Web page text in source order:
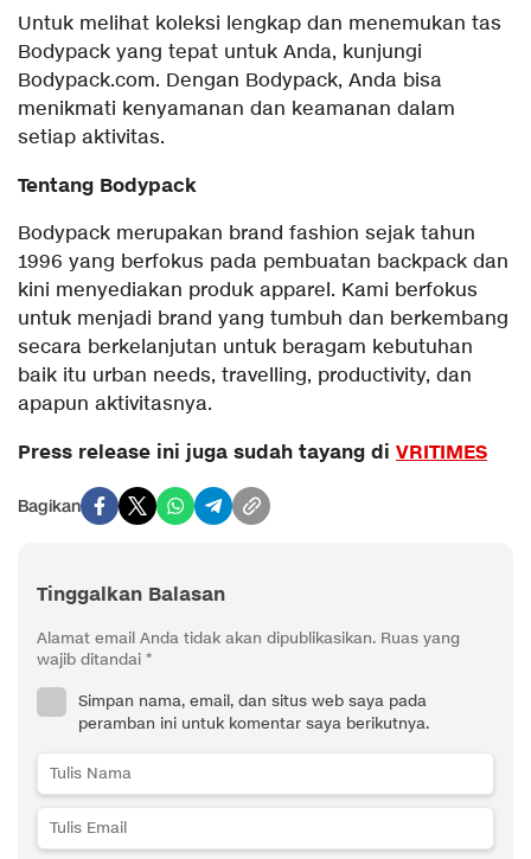
Untuk melihat koleksi lengkap dan menemukan tas
Bodypack yang tepat untuk Anda, kunjungi
Bodypack.com. Dengan Bodypack, Anda bisa
menikmati kenyamanan dan keamanan dalam
setiap aktivitas.
Tentang Bodypack
Bodypack merupakan brand fashion sejak tahun
1996 yang berfokus pada pembuatan backpack dan
kini menyediakan produk apparel. Kami berfokus
untuk menjadi brand yang tumbuh dan berkembang
secara berkelanjutan untuk beragam kebutuhan
baik itu urban needs, travelling, productivity, dan
apapun aktivitasnya.
Press release ini juga sudah tayang di VRITIMES
Bagikan
Tinggalkan Balasan
Alamat email Anda tidak akan dipublikasikan. Ruas yang
wajib ditandai *
Simpan nama, email, dan situs web saya pada
peramban ini untuk komentar saya berikutnya.